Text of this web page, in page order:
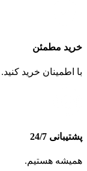
خرید مطمئن
با اطمینان خرید کنید.
پشتیبانی 24/7
همیشه هستیم.